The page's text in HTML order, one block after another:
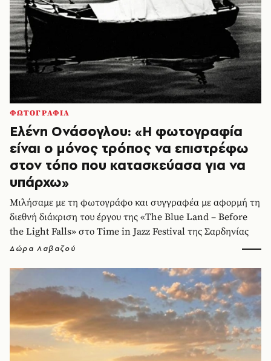
ΦΩΤΟΓΡΑΦΙΑ
Ελένη Ονάσογλου: «Η φωτογραφία
είναι ο μόνος τρόπος να επιστρέφω
στον τόπο που κατασκεύασα για να
υπάρχω»
Μιλήσαμε με τη φωτογράφο και συγγραφέα με αφορμή τη
διεθνή διάκριση του έργου της «The Blue Land – Before
the Light Falls» στο Time in Jazz Festival της Σαρδηνίας
Δώρα Λαβαζού